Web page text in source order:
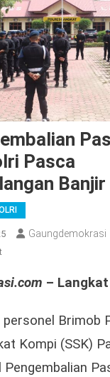
Pasca
Gaungdemokrasi
On
Pengembalian
Brimob
Pasca
Penanggulangan
– Langkat
personel Brimob
Kompi (SSK)
Pengembalian